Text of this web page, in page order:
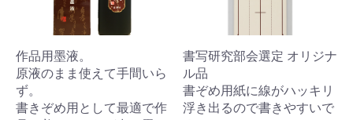
作品用墨液。
原液のまま使えて手間いら
ず。
書きぞめ用として最適で作
書写研究部会選定 オリジナ
ル品
書ぞめ用紙に線がハッキリ
浮き出るので書きやすいで